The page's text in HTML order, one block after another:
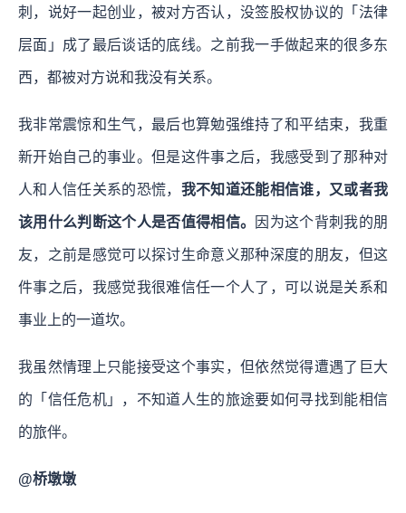
刺，说好一起创业，被对方否认，没签股权协议的「法律
层面」成了最后谈话的底线。之前我一手做起来的很多东
西，都被对方说和我没有关系。
我非常震惊和生气，最后也算勉强维持了和平结束，我重
新开始自己的事业。但是这件事之后，我感受到了那种对
人和人信任关系的恐慌， 我不知道还能相信谁，又或者我
该用什么判断这个人是否值得相信。 因为这个背刺我的朋
友，之前是感觉可以探讨生命意义那种深度的朋友，但这
件事之后，我感觉我很难信任一个人了，可以说是关系和
事业上的一道坎。
我虽然情理上只能接受这个事实，但依然觉得遭遇了巨大
的「信任危机」，不知道人生的旅途要如何寻找到能相信
的旅伴。
@桥墩墩